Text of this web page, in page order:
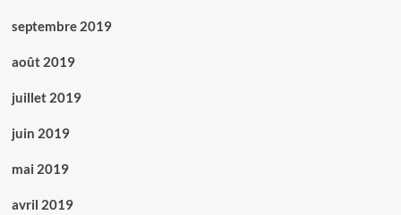
septembre 2019
août 2019
juillet 2019
juin 2019
mai 2019
avril 2019